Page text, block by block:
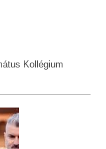
Kollégium